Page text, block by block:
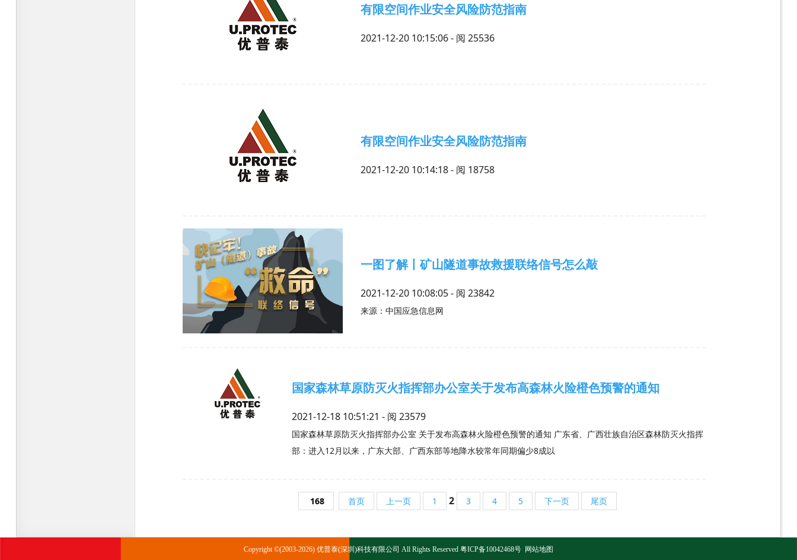
有限空间作业安全风险防范指南
2021-12-20 10:15:06 - 阅 25536
有限空间作业安全风险防范指南
2021-12-20 10:14:18 - 阅 18758
一图了解丨矿山隧道事故救援联络信号怎么敲
2021-12-20 10:08:05 - 阅 23842
来源：中国应急信息网
国家森林草原防灭火指挥部办公室关于发布高森林火险橙色预警的通知
2021-12-18 10:51:21 - 阅 23579
国家森林草原防灭火指挥部办公室 关于发布高森林火险橙色预警的通知 广东省、广西壮族自治区森林防灭火指挥
部：进入12月以来，广东大部、广西东部等地降水较常年同期偏少8成以
168 首页 上一页 1 2 3 4 5 下一页 尾页
Copyright ©(2003-2026) 优普泰(深圳)科技有限公司 All Rights Reserved 粤ICP备10042468号 网站地图